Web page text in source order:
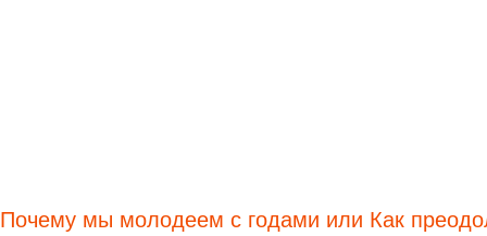
Почему мы молодеем с годами или Как